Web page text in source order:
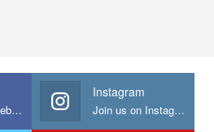
Join us on Facebook
Instagram
Join us on Instagram